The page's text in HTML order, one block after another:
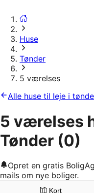
Huse
Tønder
5 værelses
Alle huse til leje i
5 værelses
Tønder (0)
Opret en gratis
mails om nye boliger.
Kort